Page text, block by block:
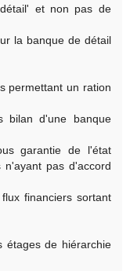
et non pas de
la banque de détail
permettant un ration
bilan d'une banque
garantie de l'état
pas d'accord
financiers sortant
étages de hiérarchie